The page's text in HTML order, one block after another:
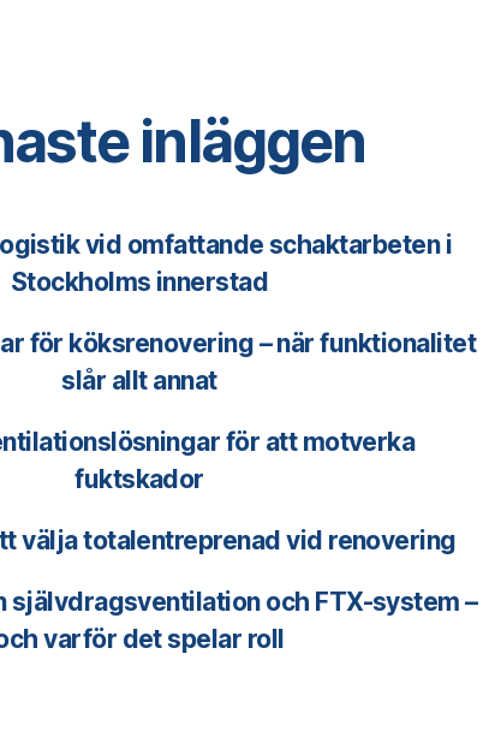
inläggen
vid omfattande schaktarbeten i
Stockholms innerstad
för köksrenovering – när funktionalitet
slår allt annat
för att motverka
fuktskador
välja totalentreprenad vid renovering
självdragsventilation och FTX-system –
varför det spelar roll